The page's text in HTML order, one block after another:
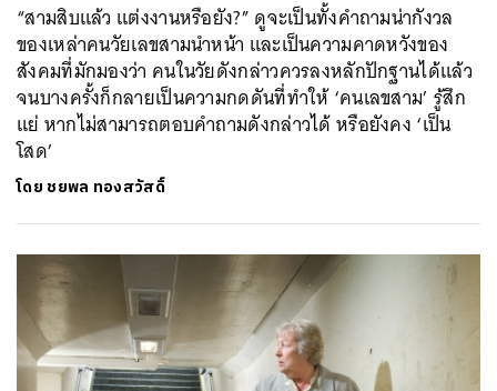
“สามสิบแล้ว แต่งงานหรือยัง?” ดูจะเป็นทั้งคำถามน่ากังวล
ของเหล่าคนวัยเลขสามนำหน้า และเป็นความคาดหวังของ
สังคมที่มักมองว่า คนในวัยดังกล่าวควรลงหลักปักฐานได้แล้ว
จนบางครั้งก็กลายเป็นความกดดันที่ทำให้ ‘คนเลขสาม’ รู้สึก
แย่ หากไม่สามารถตอบคำถามดังกล่าวได้ หรือยังคง ‘เป็น
โสด’
โดย ชยพล ทองสวัสดิ์